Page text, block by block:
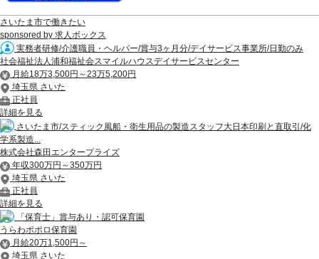
さいたま市で働きたい
sponsored by 求人ボックス
実務者研修/介護職員・ヘルパー/賞与3ヶ月分/デイサービス事業所/日勤のみ
社会福祉法人浦和福祉会スマイルハウスデイサービスセンター
月給18万3,500円～23万5,200円
埼玉県 さいた
正社員
詳細を見る
さいたま市/スティック風船・衛生用品の製造スタッフ大日本印刷と直取引/化
学系製造...
株式会社森田エンタープライズ
年収300万円～350万円
埼玉県 さいた
正社員
詳細を見る
「保育士」賞与あり・認可保育園
うらわポポロ保育園
月給20万1,500円～
埼玉県 さいた